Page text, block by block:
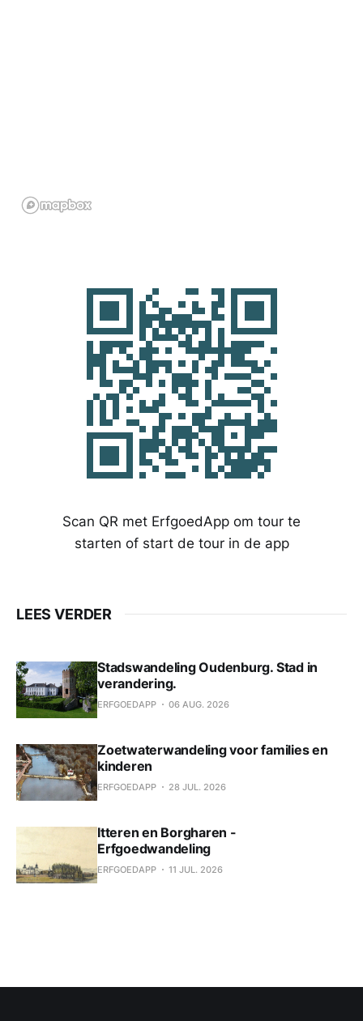
Scan QR met ErfgoedApp om tour te
starten of start de tour in de app
LEES VERDER
Stadswandeling Oudenburg. Stad in
verandering.
ERFGOEDAPP 06 AUG. 2026
Zoetwaterwandeling voor families en
kinderen
ERFGOEDAPP 28 JUL. 2026
Itteren en Borgharen -
Erfgoedwandeling
ERFGOEDAPP 11 JUL. 2026